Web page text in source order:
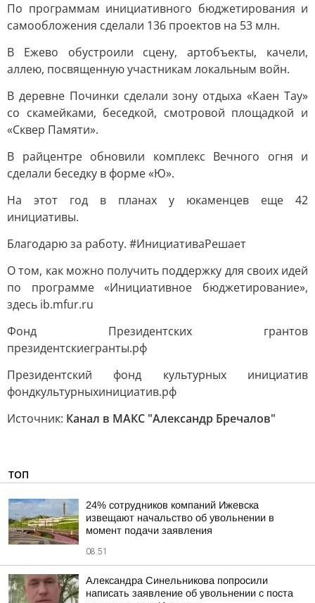
По программам инициативного бюджетирования и
самообложения сделали 136 проектов на 53 млн.
В Ежево обустроили сцену, артобъекты, качели,
аллею, посвященную участникам локальным войн.
В деревне Починки сделали зону отдыха «Каен Тау»
со скамейками, беседкой, смотровой площадкой и
«Сквер Памяти».
В райцентре обновили комплекс Вечного огня и
сделали беседку в форме «Ю».
На этот год в планах у юкаменцев еще 42
инициативы.
Благодарю за работу. #ИнициативаРешает
О том, как можно получить поддержку для своих идей
по программе «Инициативное бюджетирование»,
здесь ib.mfur.ru
Фонд Президентских грантов
президентскиегранты.рф
Президентский фонд культурных инициатив
фондкультурныхинициатив.рф
Источник: Канал в МАКС "Александр Бречалов"
ТОП
24% сотрудников компаний Ижевска
извещают начальство об увольнении в
момент подачи заявления
08:51
Александра Синельникова попросили
написать заявление об увольнении с поста